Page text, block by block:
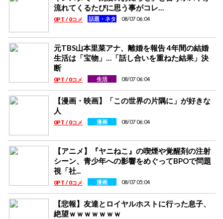
流れてくるたびに思う事がコレ…
0PT / 0コメ 話題・ネタ 08/07 06:04
元TBS山本里菜アナ、離婚を報告 4年間の結婚
生活は「宝物」…「話し合いを重ねた結果」決
断
0PT / 0コメ 生活 08/07 06:04
【漫画・映画】「この世界の片隅に」が好きな
人
0PT / 0コメ 漫画 08/07 06:04
【アニメ】『ヤニねこ』の喫煙や覚醒剤の注射
シーン、青少年への影響をめぐってBPOで問題
視「社...
0PT / 0コメ 漫画 08/07 05:04
【悲報】友達とロイヤルホストに行った息子、
絶望ｗｗｗｗｗｗｗ